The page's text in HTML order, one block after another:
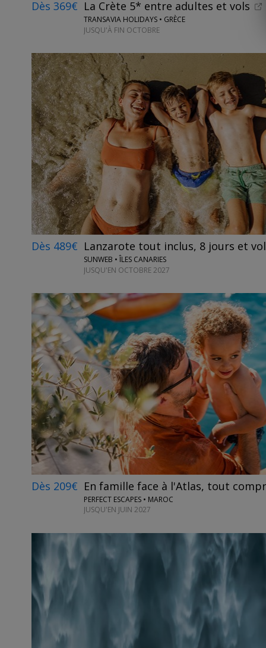
Dès 369€ La Crète 5* entre adultes et vols
TRANSAVIA HOLIDAYS • GRÈCE
JUSQU'À FIN OCTOBRE
Dès 489€ Lanzarote tout inclus, 8 jours et
SUNWEB • ÎLES CANARIES
JUSQU'EN OCTOBRE 2027
Dès 209€ En famille face à l'Atlas, tout
PERFECT ESCAPES • MAROC
JUSQU'EN JUIN 2027